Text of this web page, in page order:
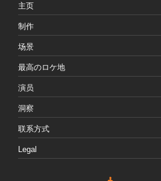
主页
制作
场景
最高のロケ地
演员
洞察
联系方式
Legal